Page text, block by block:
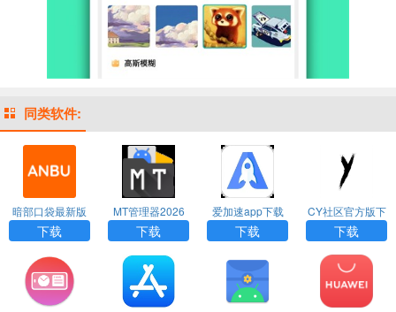
同类软件:
暗部口袋最新版
下载
下载
MT管理器2026
最新版下载
下载
爱加速app下载
安装免费
下载
CY社区官方版下
载
下载